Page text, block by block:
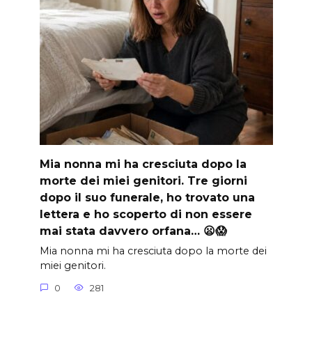
Mia nonna mi ha cresciuta dopo la
morte dei miei genitori. Tre giorni
dopo il suo funerale, ho trovato una
lettera e ho scoperto di non essere
mai stata davvero orfana… 😦😱
Mia nonna mi ha cresciuta dopo la morte dei
miei genitori.
0 281